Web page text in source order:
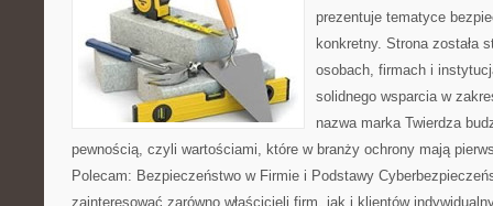
prezentuje tematyce
konkretny. Strona została
osobach, firmach i
solidnego wsparcia w
nazwa marka Twierdza
pewnością, czyli wartościami, które w branży ochrony mają
Polecam: Bezpieczeństwo w Firmie i Podstawy
zainteresować zarówno właścicieli firm, jak i klientów